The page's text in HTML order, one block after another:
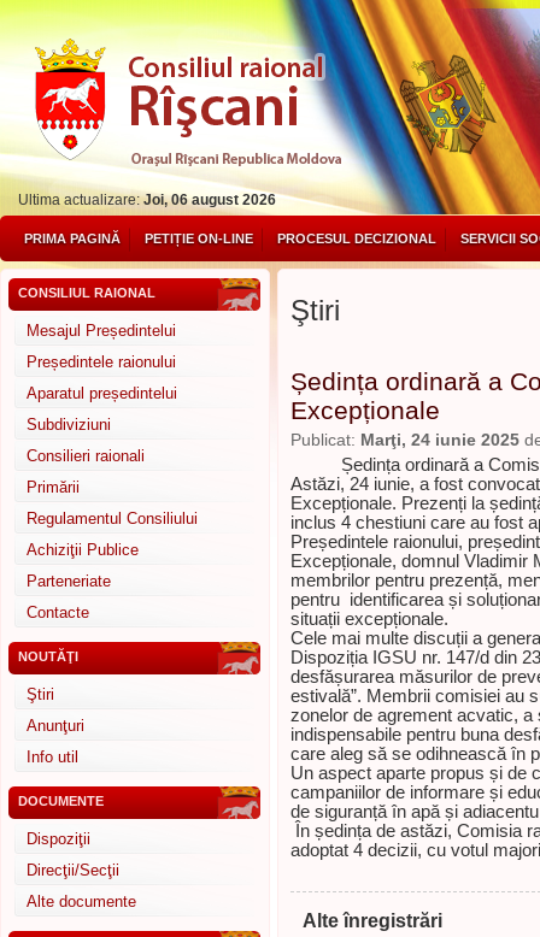
Ultima actualizare:Joi, 06 august 2026
PRIMA PAGINĂ PETIȚIE ON-LINE PROCESUL DECIZIONAL SERVICII
CONSILIUL RAIONAL
Mesajul Președintelui
Președintele raionului
Aparatul președintelui
Subdiviziuni
Consilieri raionali
Primării
Regulamentul Consiliului
Achiziţii Publice
Parteneriate
Contacte
NOUTĂŢI
Ştiri
Anunţuri
Info util
DOCUMENTE
Dispoziţii
Direcţii/Secţii
Alte documente
Ştiri
Ședința ordinară a
Excepționale
Publicat: Marţi, 24 iunie 2025
Ședința ordinară a
Astăzi, 24 iunie, a fost
Excepționale. Prezenți la
inclus 4 chestiuni care au fost
Președintele raionului,
Excepționale, domnul
membrilor pentru prezență,
pentru identificarea și
situații excepționale.
Cele mai multe discuții a
Dispoziția IGSU nr. 147/d din
desfășurarea măsurilor de
estivală”. Membrii comisiei au
zonelor de agrement acvatic,
indispensabile pentru buna
care aleg să se odihnească în
Un aspect aparte propus și de
campaniilor de informare și
de siguranță în apă și
În ședința de astăzi, Comisia
adoptat 4 decizii, cu votul
Alte înregistrări